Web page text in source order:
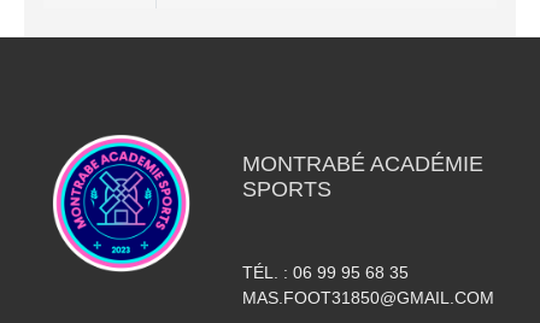
MONTRABÉ ACADÉMIE
SPORTS
TÉL. : 06 99 95 68 35
MAS.FOOT31850@GMAIL.COM